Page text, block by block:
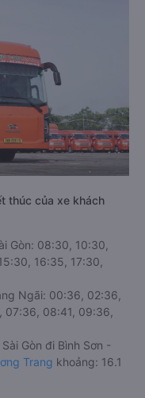
thúc của xe khách
Gòn: 08:30, 10:30,
16:35, 17:30,
Ngãi: 00:36, 02:36,
08:41, 09:36,
Gòn đi Bình Sơn -
Trang khoảng: 16.1